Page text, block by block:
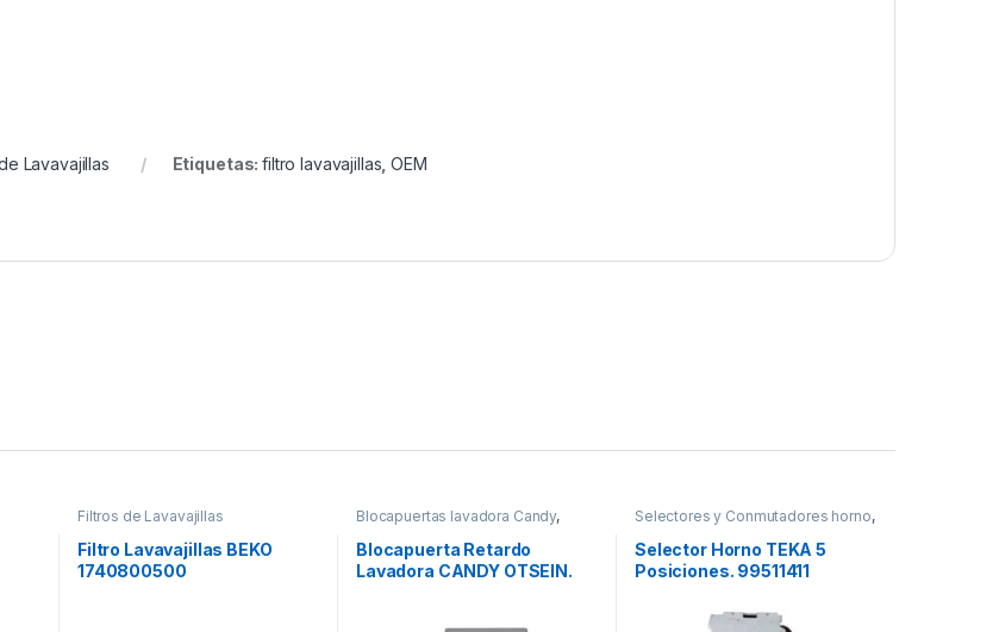
Lavavajillas Etiquetas:filtro lavavajillas ,OEM
Filtros de Lavavajillas
Filtro Lavavajillas BEKO
1740800500
Blocapuertas lavadora Candy,
Blocapuertas lavadora Hoover
Blocapuertas lavadora Otsein
Blocapuerta Retardo
Lavadora CANDY OTSEIN.
Selectores y Conmutadores horno,
Selectores y Conmutadores TEKA
Selector Horno TEKA 5
Posiciones. 99511411